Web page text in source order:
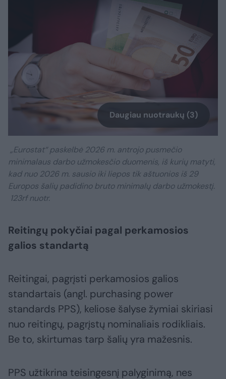
Daugiau nuotraukų (3)
„Eurostat“ paskelbė 2026 m. antrojo pusmečio
minimalaus darbo užmokesčio duomenis, iš kurių matyti,
kad nuo 2026 m. sausio iki liepos tik aštuonios iš 29
Europos šalių padidino bruto minimalų darbo užmokestį.
123rf nuotr.
Reitingų pokyčiai pagal perkamosios
galios standartą
Reitingai, pagrįsti perkamosios galios
standartais (angl. purchasing power
standards PPS), keliose šalyse žymiai skiriasi
nuo reitingų, pagrįstų nominaliais rodikliais.
Be to, skirtumas tarp šalių yra mažesnis.
PPS užtikrina teisingesnį palyginimą, nes